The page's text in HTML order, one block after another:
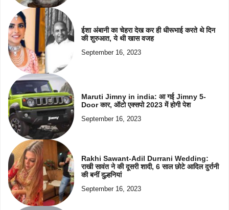
ईशा अंबानी का चेहरा देख कर ही धीरूभाई करते थे दिन
की शुरुआत, ये थी खास वजह
September 16, 2023
Maruti Jimny in india: आ गई Jimny 5-
Door कार, ऑटो एक्सपो 2023 में होगी पेश
September 16, 2023
Rakhi Sawant-Adil Durrani Wedding:
राखी सावंत ने की दूसरी शादी, 6 साल छोटे आदिल दुर्रानी
की बनीं दुल्हनियां
September 16, 2023